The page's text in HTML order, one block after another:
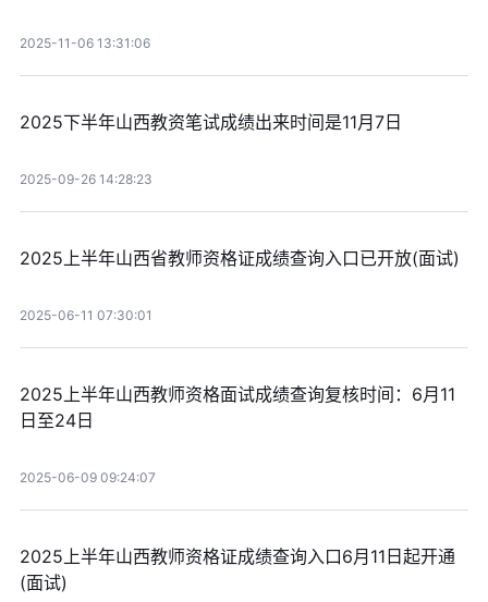
2025-11-06 13:31:06
2025下半年山西教资笔试成绩出来时间是11月7日
2025-09-26 14:28:23
2025上半年山西省教师资格证成绩查询入口已开放(面试)
2025-06-11 07:30:01
2025上半年山西教师资格面试成绩查询复核时间：6月11
日至24日
2025-06-09 09:24:07
2025上半年山西教师资格证成绩查询入口6月11日起开通
(面试)